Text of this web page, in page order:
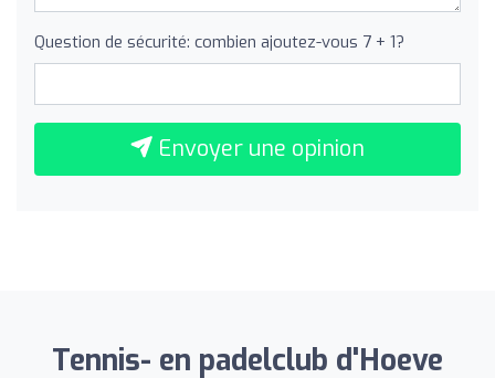
Question de sécurité: combien ajoutez-vous 7 + 1?
Envoyer une opinion
Tennis- en padelclub d'Hoeve